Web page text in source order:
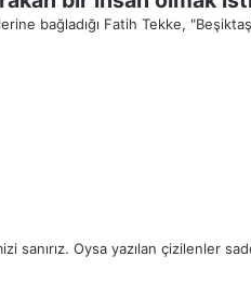
bağladığı Fatih Tekke,
sanırız. Oysa yazılan çizilenler